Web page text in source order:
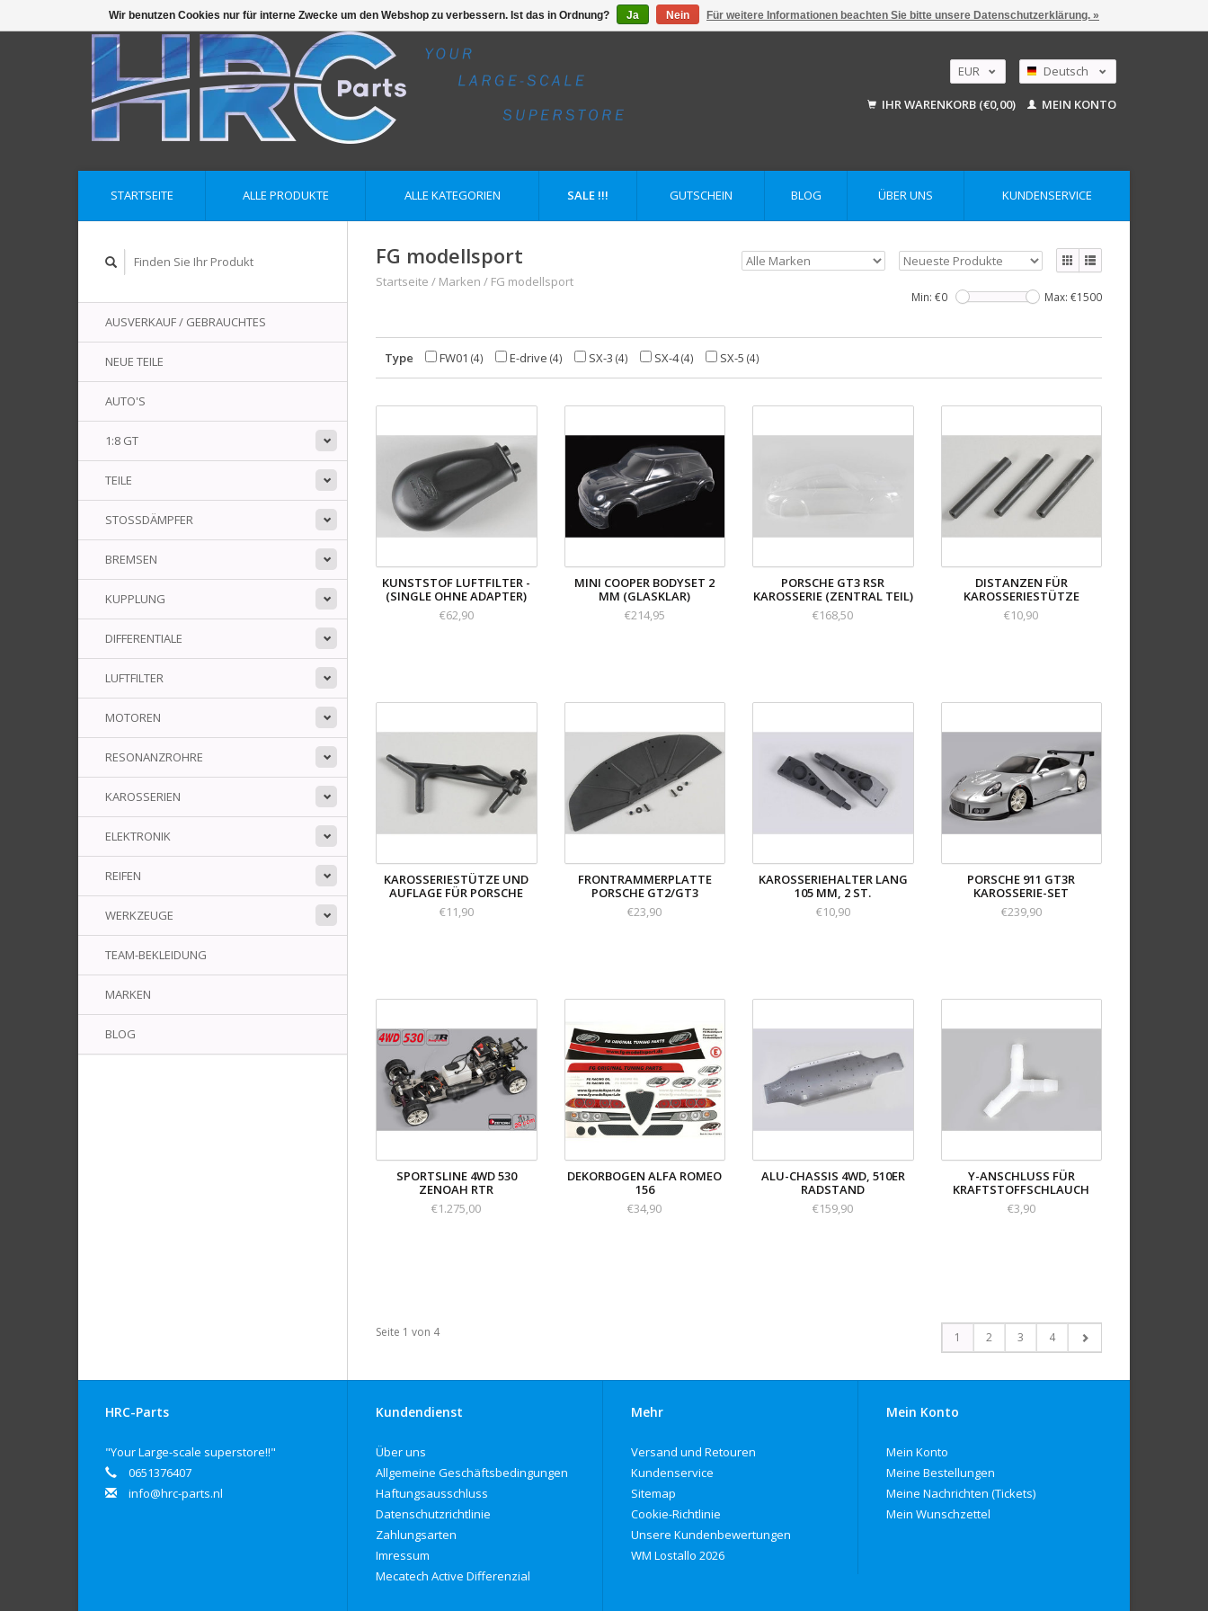
EUR
USD
Deutsch
English
IHR WARENKORB (€0,00) MEIN KONTO
STARTSEITE ALLE PRODUKTE ALLE KATEGORIEN SALE !!! GUTSCHEIN BLOG ÜBER UNS KUNDENSERVICE
AUSVERKAUF / GEBRAUCHTES
NEUE TEILE
AUTO'S
1:8 GT
TEILE
STOSSDÄMPFER
BREMSEN
KUPPLUNG
DIFFERENTIALE
LUFTFILTER
MOTOREN
RESONANZROHRE
KAROSSERIEN
ELEKTRONIK
REIFEN
WERKZEUGE
TEAM-BEKLEIDUNG
MARKEN
BLOG
FG modellsport
Startseite / Marken / FG modellsport
Min: €0 Max: €1500
Type FW01 (4) E-drive (4) SX-3 (4) SX-4(4) SX-5 (4)
KUNSTSTOF LUFTFILTER -
(SINGLE OHNE ADAPTER)
€62,90
MINI COOPER BODYSET 2
MM (GLASKLAR)
€214,95
PORSCHE GT3 RSR
KAROSSERIE (ZENTRAL TEIL)
€168,50
DISTANZEN FÜR
KAROSSERIESTÜTZE
€10,90
KAROSSERIESTÜTZE UND
AUFLAGE FÜR PORSCHE
€11,90
FRONTRAMMERPLATTE
PORSCHE GT2/GT3
€23,90
KAROSSERIEHALTER LANG
105 MM, 2 ST.
€10,90
PORSCHE 911 GT3R
KAROSSERIE-SET
€239,90
SPORTSLINE 4WD 530
ZENOAH RTR
€1.275,00
DEKORBOGEN ALFA ROMEO
156
€34,90
ALU-CHASSIS 4WD, 510ER
RADSTAND
€159,90
Y-ANSCHLUSS FÜR
KRAFTSTOFFSCHLAUCH
€3,90
Seite 1 von 4 1 2 3 4
HRC-Parts
"Your Large-scale superstore!!"
0651376407
info@hrc-parts.nl
Kundendienst
Über uns
Allgemeine Geschäftsbedingungen
Haftungsausschluss
Datenschutzrichtlinie
Zahlungsarten
Imressum
Mecatech Active Differenzial
Mehr
Versand und Retouren
Kundenservice
Sitemap
Cookie-Richtlinie
Unsere Kundenbewertungen
WM Lostallo 2026
Mein Konto
Mein Konto
Meine Bestellungen
Meine Nachrichten (Tickets)
Mein Wunschzettel
Wir benutzen Cookies nur für interne Zwecke um den Webshop zu verbessern. Ist das in Ordnung? Ja Nein Für weitere Informationen beachten Sie bitte unsere Datenschutzerklärung. »